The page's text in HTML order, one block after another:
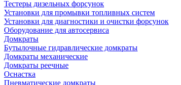
Тестеры дизельных форсунок
Установки для промывки топливных систем
Установки для диагностики и очистки форсунок
Оборудование для автосервиса
Домкраты
Бутылочные гидравлические домкраты
Домкраты механические
Домкраты реечные
Оснастка
Пневматические домкраты